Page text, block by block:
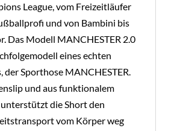
League, vom Freizeitläufer
und von Bambini bis
Das Modell MANCHESTER 2.0
eines echten
der Sporthose MANCHESTER.
und aus funktionalem
die Short den
vom Körper weg